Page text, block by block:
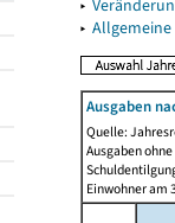
▸
▸
Ausgaben
Quelle:
Ausgaben
Einwohner am